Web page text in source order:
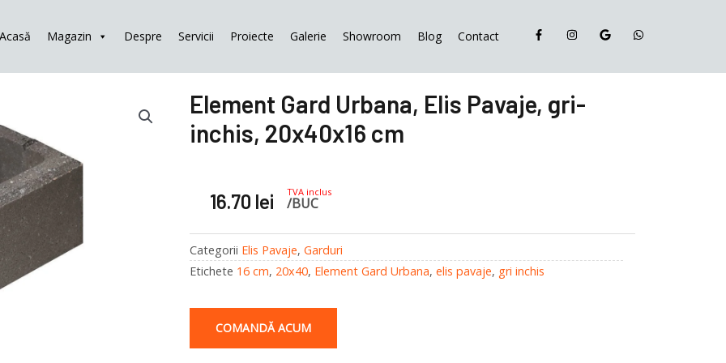
Acasă Magazin Despre Servicii Proiecte Galerie Showroom Blog Contact
Element Gard Urbana, Elis Pavaje, gri-
inchis, 20x40x16 cm
16.70 lei TVA inclus
/BUC
Categorii Elis Pavaje, Garduri
Etichete 16 cm, 20x40, Element Gard Urbana, elis pavaje, gri inchis
COMANDĂ ACUM
Pavaje,
gri-
inchis,